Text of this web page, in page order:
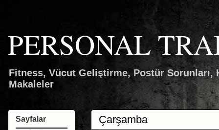
PERSONAL
Fitness, Vücut Geliştirme, Postür Sorunları,
Makaleler
Çarşamba
Sayfalar